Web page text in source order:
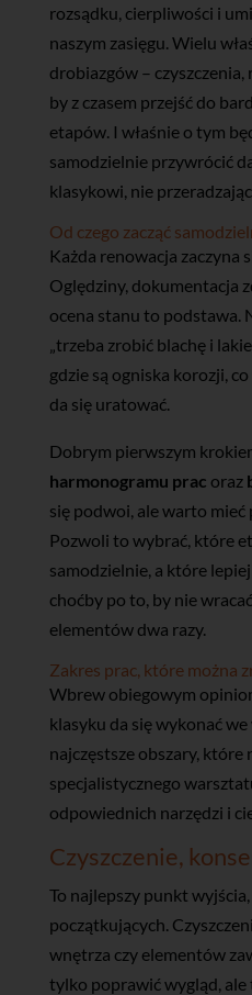
rozsądku, cierpliwości i
naszym zasięgu. Wielu
drobiazgów –
by z czasem przejść do
etapów. I właśnie o tym
samodzielnie przywrócić
klasykowi, nie
Od czego zacząć
Każda renowacja zaczyna
Oględziny, dokumentacja
ocena stanu to podstawa.
„trzeba zrobić blachę i
gdzie są ogniska korozji,
da się uratować.
Dobrym pierwszym
harmonogramu prac oraz
się podwoi, ale warto mieć
Pozwoli to wybrać, które
samodzielnie, a które
choćby po to, by nie
elementów dwa razy.
Zakres prac, które można
Wbrew obiegowym
klasyku da się wykonać
najczęstsze obszary, które
specjalistycznego
odpowiednich narzędzi i
Czyszczenie,
To najlepszy punkt
początkujących.
wnętrza czy elementów
tylko poprawić wygląd,